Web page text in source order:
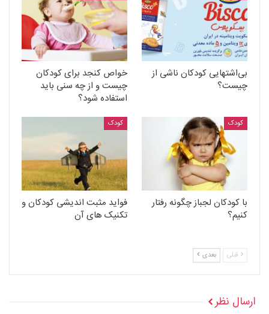
بی‌اشتهایی کودکان ناشی از
چیست؟
خواص کنجد برای کودکان
چیست و از چه سنی باید
استفاده شود؟
کودک
با کودکان لجباز چگونه رفتار
کنیم؟
کودک
فواید مثبت اندیشی کودکان و
تکنیک های آن
قبلی بعدی
ارسال نظر